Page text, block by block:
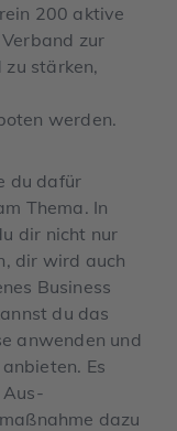
200 aktive
zur
stärken,
werden.
du dafür
Thema. In
dir nicht nur
dir wird auch
Business
du das
anwenden und
Es
dazu